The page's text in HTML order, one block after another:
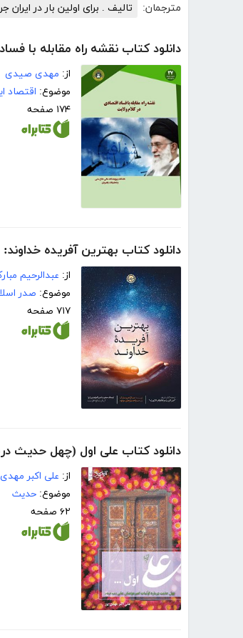
مترجمان: تالیف . برای اولین بار در
دانلود کتاب نقشه راه مقابله با
از: مهدی صیدی
موضوع: اقتصاد
۱۷۴ صفحه
دانلود کتاب بهترین آفریده
از: عبدالرحیم
موضوع: صدر
۷۱۷ صفحه
دانلود کتاب علی اول (چهل حدیث
از: علی اکبر مهدی
موضوع: حدیث
۶۲ صفحه